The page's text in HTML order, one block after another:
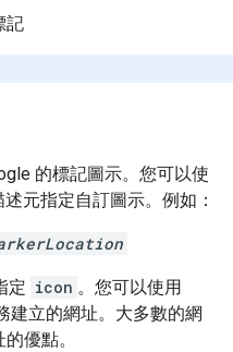
的標記圖示。您可以使
述元指定自訂圖示。例如：
定 icon 。您可以使用
建立的網址。大多數的網
優點。